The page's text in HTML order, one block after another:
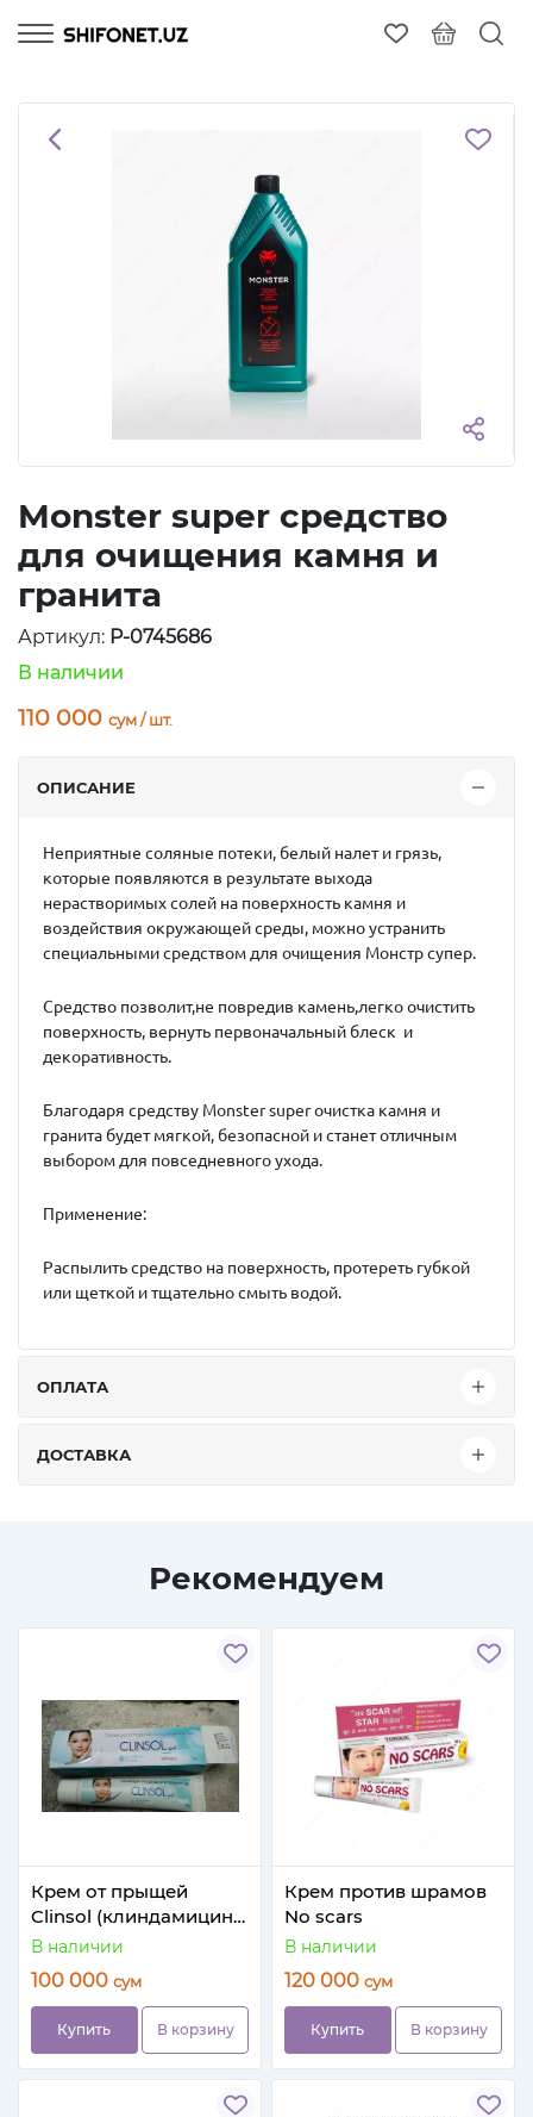
Monster super средство
для очищения камня и
гранита
Артикул: P-0745686
В наличии
110 000 сум / шт.
ОПИСАНИЕ
Неприятные соляные потеки, белый налет и грязь,
которые появляются в результате выхода
нерастворимых солей на поверхность камня и
воздействия окружающей среды, можно устранить
специальными средством для очищения Монстр супер.
Средство позволит,не повредив камень,легко очистить
поверхность, вернуть первоначальный блеск и
декоративность.
Благодаря средству Monster superочистка камня и
гранита будет мягкой, безопасной и станет отличным
выбором для повседневного ухода.
Применение:
Распылить средство на поверхность, протереть губкой
или щеткой и тщательно смыть водой.
ОПЛАТА
ДОСТАВКА
Рекомендуем
Крем от прыщей
Clinsol (клиндамицина
фосфат и
никотинамид)
В наличии
100 000 сум
Купить В корзину
Крем против шрамов
No scars
В наличии
120 000 сум
Купить В корзину